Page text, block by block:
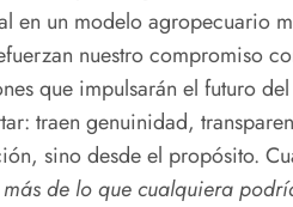
en un modelo agropecuario
nuestro compromiso
que impulsarán el futuro
traen genuinidad,
sino desde el propósito.
de lo que cualquiera